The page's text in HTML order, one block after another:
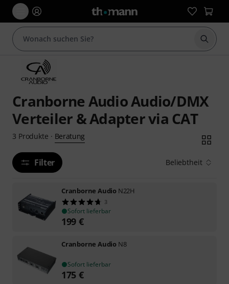
Suche
Cranborne Audio Audio/DMX
Verteiler & Adapter via CAT
3 Produkte · Beratung
Filter Beliebtheit
Cranborne Audio N22H
3
Sofort lieferbar
199 €
Cranborne Audio N8
Sofort lieferbar
175 €